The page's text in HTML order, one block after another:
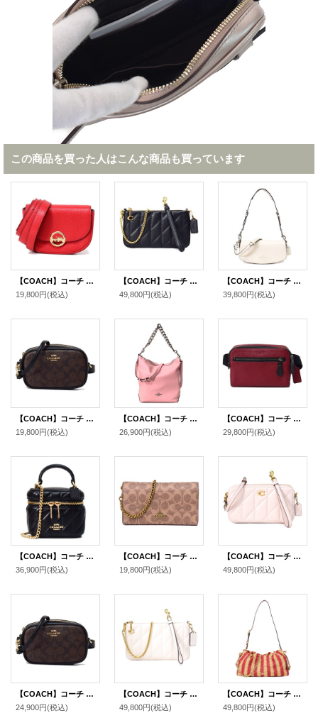
この商品を買った人はこんな商品も買っています
【COACH】コーチ ペブルレザー ジェイド ミニ 2way クラッチ ウエスト ヒップ ベルトバッグ ブライトレッド（日本未発売）
19,800円(税込)
【COACH】コーチ バッグ キルティング レザー チェーン ピロー リストレット 3way クラッチ ポーチ ショルダー ハンドバッグ ブラック（日本未発売）
49,800円(税込)
【COACH】コーチ バッグ カーフレザー アンドレア スモール ロゴ フラップ クロスボディ 3WAY クラッチ ショルダー ハンドバッグ チャーク（日本未発売）
39,800円(税込)
【COACH】コーチ コーティングキャンバス スムースレザー シグネチャー ベルトバッグ 3way ショルダー 斜め掛け クラッチ ウエスト ヒップバッグ ブラウン×ブラック〔日本未発売〕
19,800円(税込)
【COACH】コーチ ペブルレザー アビー ダッフル チェーン 2WAY ショルダー ハンド バッグ ペタル（日本未発売）
26,900円(税込)
【COACH】コーチ ペブルレザー ウエスト ベルトバッグ 2way ワンショルダー バックパック ウエスト ボディバッグ カラント〔日本未発売〕
29,800円(税込)
【COACH】コーチ バッグ レザー キルティング アヴァ ロゴ スクエア ボックス チェーン クロスボディ 2WAY 斜め掛け ショルダー ハンドバッグ ブラック（日本未発売）
36,900円(税込)
【COACH】コーチ シグネチャー コンバーチブル ベルトバッグ 3way チェーン ショルダー 斜め掛け クラッチ ウエスト ヒップバッグ タン×ラスト〔日本未発売〕
19,800円(税込)
【COACH】コーチ バッグ レザー キルティング キラ ピロー ダブルジップ ロゴ 2way クラッチ リストレット クロスボディー ショルダーバッグ ブラッシュ （日本未発売）
49,800円(税込)
【COACH】コーチ コーティングキャンバス スムースレザー シグネチャー コンバーチブル ベルトバッグ 3way ショルダー 斜め掛け クラッチ ウエスト ヒップバッグ ブラウン×ブラック〔日本未発売〕
24,900円(税込)
【COACH】コーチ バッグ キルティング レザー チェーン ピロー リストレット 3way クラッチ ポーチ ショルダー ハンドバッグ チャーク（日本未発売）
49,800円(税込)
【COACH】コーチ バッグ かごバッグ 巾着 ストロー レザー ストライプ フェイ ラージ ロゴ 2WAY チェーン ショルダー クラッチ ハンドバッグ レッド×タン（日本未発売）
49,800円(税込)